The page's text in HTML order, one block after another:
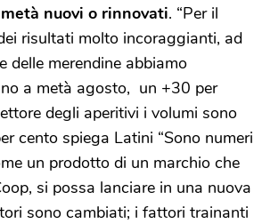
nuovi o rinnovati. “Per il
risultati molto incoraggianti, ad
delle merendine abbiamo
a metà agosto, un +30 per
degli aperitivi i volumi sono
cento spiega Latini “Sono numeri
un prodotto di un marchio che
si possa lanciare in una nuova
sono cambiati; i fattori trainanti